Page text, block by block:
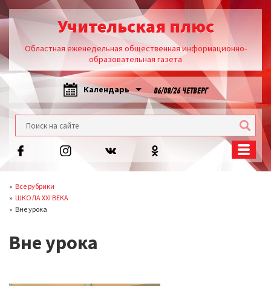
Учительская плюс
Областная еженедельная общественная информационно-
образовательная газета
Календарь 06/08/26 ЧЕТВЕРГ
Все рубрики
ШКОЛА XXI ВЕКА
Вне урока
Вне урока